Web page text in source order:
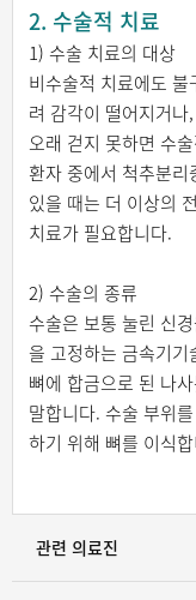
2. 수술적 치료
1) 수술 치료의 대상
비수술적 치료에도
려 감각이 떨어지거
오래 걷지 못하면 수
환자 중에서 척추분
있을 때는 더 이상의
치료가 필요합니다.
2) 수술의 종류
수술은 보통 눌린 신
을 고정하는 금속기
뼈에 합금으로 된 나
말합니다. 수술 부위
하기 위해 뼈를 이식
관련 의료진